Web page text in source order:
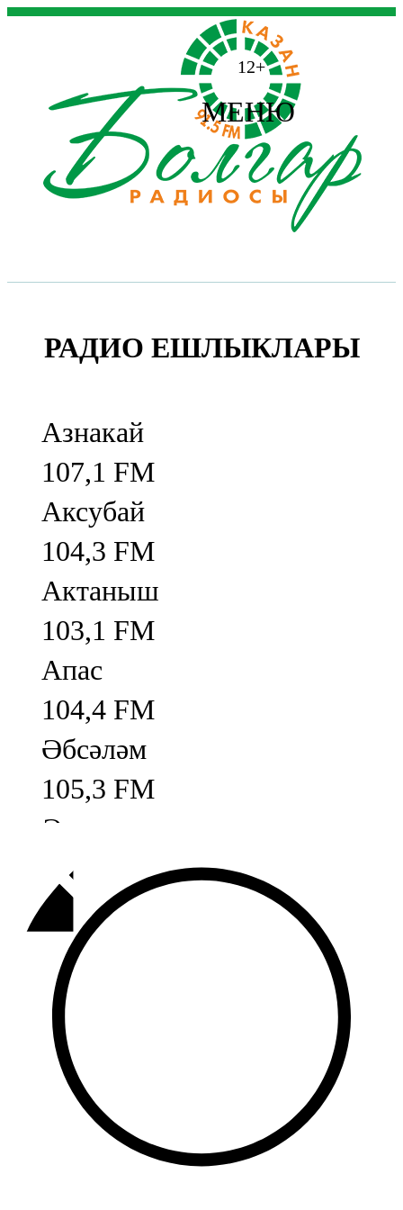
12+
МЕНЮ
РАДИО ЕШЛЫКЛАРЫ
Азнакай
107,1 FM
Аксубай
104,3 FM
Актаныш
103,1 FM
Апас
104,4 FM
Әбсәләм
105,3 FM
Әлмәт
92,9 FM
Базарлы матак
107,1 FM
Балык бистәсе
104,9 FM
Баулы
107,5 FM
Биләр